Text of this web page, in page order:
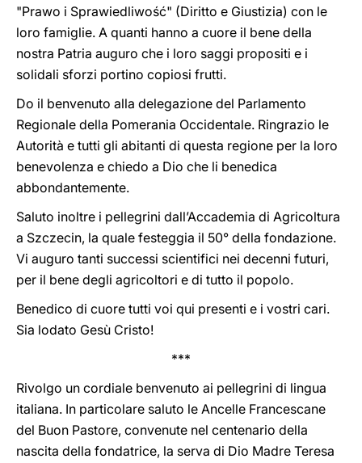
"Prawo i Sprawiedliwość" (Diritto e Giustizia) con le
loro famiglie. A quanti hanno a cuore il bene della
nostra Patria auguro che i loro saggi propositi e i
solidali sforzi portino copiosi frutti.
Do il benvenuto alla delegazione del Parlamento
Regionale della Pomerania Occidentale. Ringrazio le
Autorità e tutti gli abitanti di questa regione per la loro
benevolenza e chiedo a Dio che li benedica
abbondantemente.
Saluto inoltre i pellegrini dall’Accademia di Agricoltura
a Szczecin, la quale festeggia il 50° della fondazione.
Vi auguro tanti successi scientifici nei decenni futuri,
per il bene degli agricoltori e di tutto il popolo.
Benedico di cuore tutti voi qui presenti e i vostri cari.
Sia lodato Gesù Cristo!
***
Rivolgo un cordiale benvenuto ai pellegrini di lingua
italiana. In particolare saluto le Ancelle Francescane
del Buon Pastore, convenute nel centenario della
nascita della fondatrice, la serva di Dio Madre Teresa